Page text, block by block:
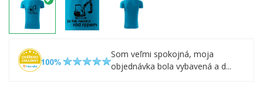
Som veľmi spokojná, moja
objednávka bola vybavená a d...